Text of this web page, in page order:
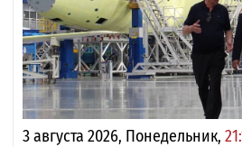
3 августа 2026, Понедельник,